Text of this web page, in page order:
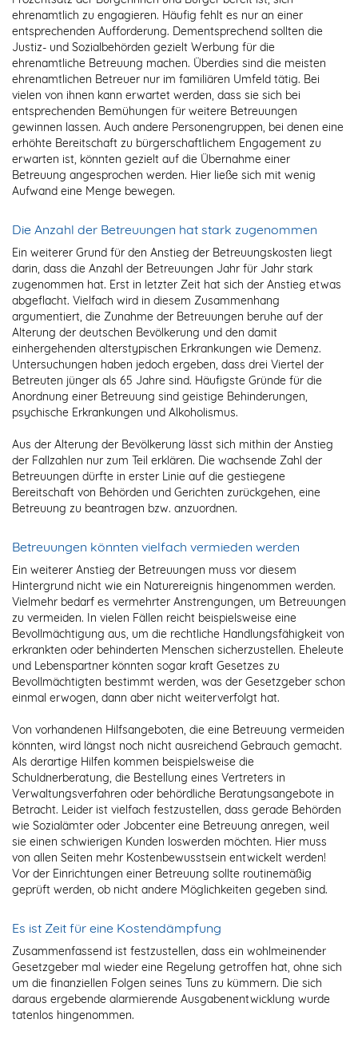
ehrenamtlich zu engagieren. Häufig fehlt es nur an einer
entsprechenden Aufforderung. Dementsprechend sollten die
Justiz- und Sozialbehörden gezielt Werbung für die
ehrenamtliche Betreuung machen. Überdies sind die meisten
ehrenamtlichen Betreuer nur im familiären Umfeld tätig. Bei
vielen von ihnen kann erwartet werden, dass sie sich bei
entsprechenden Bemühungen für weitere Betreuungen
gewinnen lassen. Auch andere Personengruppen, bei denen eine
erhöhte Bereitschaft zu bürgerschaftlichem Engagement zu
erwarten ist, könnten gezielt auf die Übernahme einer
Betreuung angesprochen werden. Hier ließe sich mit wenig
Aufwand eine Menge bewegen.
Die Anzahl der Betreuungen hat stark zugenommen
Ein weiterer Grund für den Anstieg der Betreuungskosten liegt
darin, dass die Anzahl der Betreuungen Jahr für Jahr stark
zugenommen hat. Erst in letzter Zeit hat sich der Anstieg etwas
abgeflacht. Vielfach wird in diesem Zusammenhang
argumentiert, die Zunahme der Betreuungen beruhe auf der
Alterung der deutschen Bevölkerung und den damit
einhergehenden alterstypischen Erkrankungen wie Demenz.
Untersuchungen haben jedoch ergeben, dass drei Viertel der
Betreuten jünger als 65 Jahre sind. Häufigste Gründe für die
Anordnung einer Betreuung sind geistige Behinderungen,
psychische Erkrankungen und Alkoholismus.
Aus der Alterung der Bevölkerung lässt sich mithin der Anstieg
der Fallzahlen nur zum Teil erklären. Die wachsende Zahl der
Betreuungen dürfte in erster Linie auf die gestiegene
Bereitschaft von Behörden und Gerichten zurückgehen, eine
Betreuung zu beantragen bzw. anzuordnen.
Betreuungen könnten vielfach vermieden werden
Ein weiterer Anstieg der Betreuungen muss vor diesem
Hintergrund nicht wie ein Naturereignis hingenommen werden.
Vielmehr bedarf es vermehrter Anstrengungen, um Betreuungen
zu vermeiden. In vielen Fällen reicht beispielsweise eine
Bevollmächtigung aus, um die rechtliche Handlungsfähigkeit von
erkrankten oder behinderten Menschen sicherzustellen. Eheleute
und Lebenspartner könnten sogar kraft Gesetzes zu
Bevollmächtigten bestimmt werden, was der Gesetzgeber schon
einmal erwogen, dann aber nicht weiterverfolgt hat.
Von vorhandenen Hilfsangeboten, die eine Betreuung vermeiden
könnten, wird längst noch nicht ausreichend Gebrauch gemacht.
Als derartige Hilfen kommen beispielsweise die
Schuldnerberatung, die Bestellung eines Vertreters in
Verwaltungsverfahren oder behördliche Beratungsangebote in
Betracht. Leider ist vielfach festzustellen, dass gerade Behörden
wie Sozialämter oder Jobcenter eine Betreuung anregen, weil
sie einen schwierigen Kunden loswerden möchten. Hier muss
von allen Seiten mehr Kostenbewusstsein entwickelt werden!
Vor der Einrichtungen einer Betreuung sollte routinemäßig
geprüft werden, ob nicht andere Möglichkeiten gegeben sind.
Es ist Zeit für eine Kostendämpfung
Zusammenfassend ist festzustellen, dass ein wohlmeinender
Gesetzgeber mal wieder eine Regelung getroffen hat, ohne sich
um die finanziellen Folgen seines Tuns zu kümmern. Die sich
daraus ergebende alarmierende Ausgabenentwicklung wurde
tatenlos hingenommen.